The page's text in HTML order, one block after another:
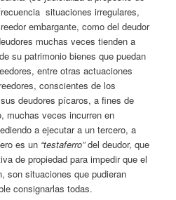
situaciones irregulares,
embargante, como del deudor
muchas veces tienden a
su patrimonio bienes que puedan
entre otras actuaciones
conscientes de los
deudores pícaros, a fines de
muchas veces incurren en
a ejecutar a un tercero, a
es un “testaferro”del deudor, que
de propiedad para impedir que el
son situaciones que pudieran
consignarlas todas.